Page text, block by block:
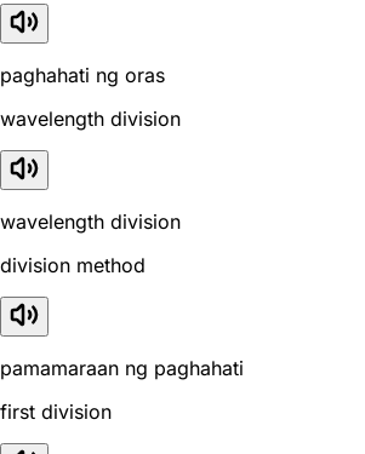
paghahati ng oras
wavelength division
wavelength division
division method
pamamaraan ng paghahati
first division